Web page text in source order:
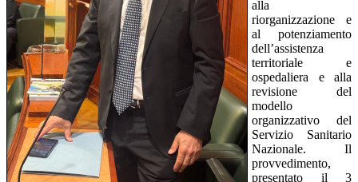
alla
riorganizzazione e
al potenziamento
dell’assistenza
territoriale e
ospedaliera e alla
revisione del
modello
organizzativo del
Servizio Sanitario
Nazionale. Il
provvedimento,
presentato il 3